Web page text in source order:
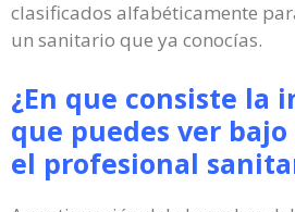
clasificados alfabéticamente
un sanitario que ya conocías.
¿En que consiste la
que puedes ver
el profesional